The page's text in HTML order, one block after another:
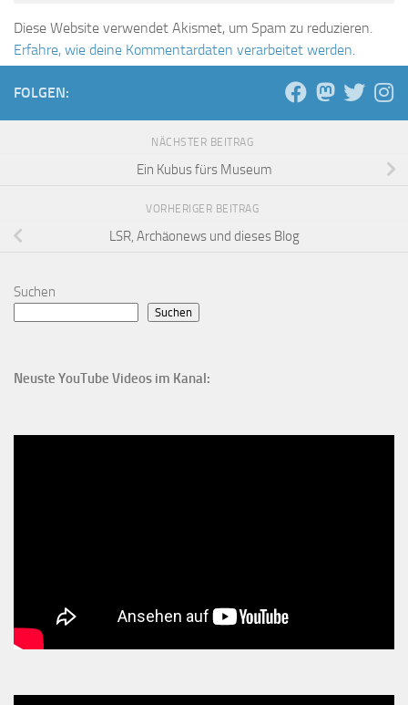
Diese Website verwendet Akismet, um Spam zu reduzieren.
Erfahre, wie deine Kommentardaten verarbeitet werden.
FOLGEN:
NÄCHSTER BEITRAG
Ein Kubus fürs Museum
VORHERIGER BEITRAG
LSR, Archäonews und dieses Blog
Suchen
Suchen
Neuste YouTube Videos im Kanal: